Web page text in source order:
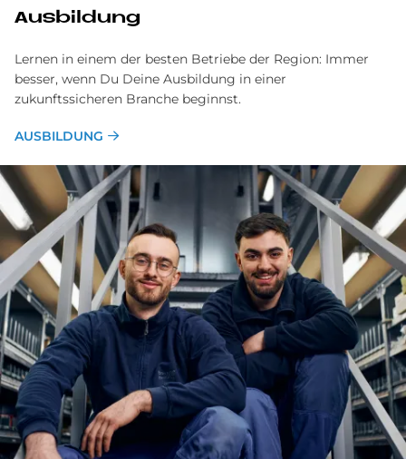
Ausbildung
Lernen in einem der besten Betriebe der Region: Immer
besser, wenn Du Deine Ausbildung in einer
zukunftssicheren Branche beginnst.
AUSBILDUNG